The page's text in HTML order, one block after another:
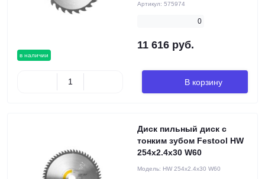
в наличии
Артикул: 575974
0
11 616 руб.
В корзину
Диск пильный диск с
тонким зубом Festool HW
254x2.4x30 W60
Модель: HW 254x2.4x30 W60